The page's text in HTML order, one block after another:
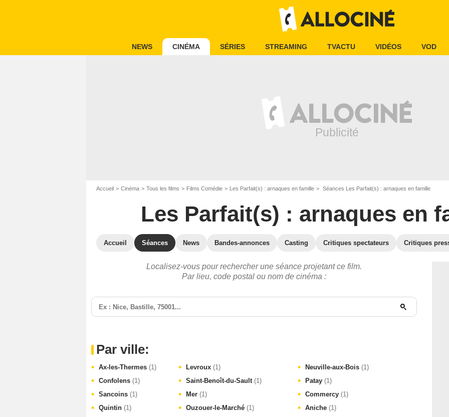
NEWS CINÉMA SÉRIES STREAMING TVACTU VIDÉOS VOD
Accueil Cinéma Tous les films Films Comédie Les Parfait(s) : arnaques en famille Séances Les Parfait(s) : arnaques en famille
Les Parfait(s) : arnaques en
Accueil Séances News Bandes-annonces Casting Critiques spectateurs Critiques
Localisez-vous pour rechercher une séance projetant ce film.
Par lieu, code postal ou nom de cinéma :
Par ville:
Ax-les-Thermes (1)
Confolens (1)
Sancoins (1)
Quintin (1)
Levroux(1)
Saint-Benoît-du-Sault(1)
Mer(1)
Ouzouer-le-Marché(1)
Neuville-aux-Bois(1)
Patay(1)
Commercy(1)
Aniche(1)